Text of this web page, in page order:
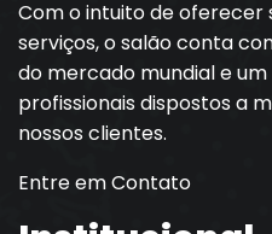
Com o intuito de oferecer
serviços, o salão conta
do mercado mundial e
profissionais dispostos a
nossos clientes.
Entre em Contato